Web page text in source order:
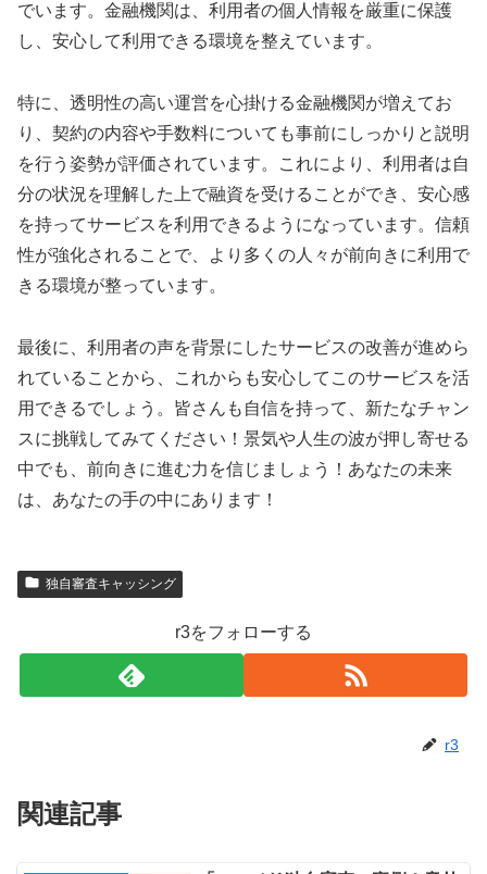
でいます。金融機関は、利用者の個人情報を厳重に保護
し、安心して利用できる環境を整えています。
特に、透明性の高い運営を心掛ける金融機関が増えてお
り、契約の内容や手数料についても事前にしっかりと説明
を行う姿勢が評価されています。これにより、利用者は自
分の状況を理解した上で融資を受けることができ、安心感
を持ってサービスを利用できるようになっています。信頼
性が強化されることで、より多くの人々が前向きに利用で
きる環境が整っています。
最後に、利用者の声を背景にしたサービスの改善が進めら
れていることから、これからも安心してこのサービスを活
用できるでしょう。皆さんも自信を持って、新たなチャン
スに挑戦してみてください！景気や人生の波が押し寄せる
中でも、前向きに進む力を信じましょう！あなたの未来
は、あなたの手の中にあります！
独自審査キャッシング
r3をフォローする
r3
関連記事